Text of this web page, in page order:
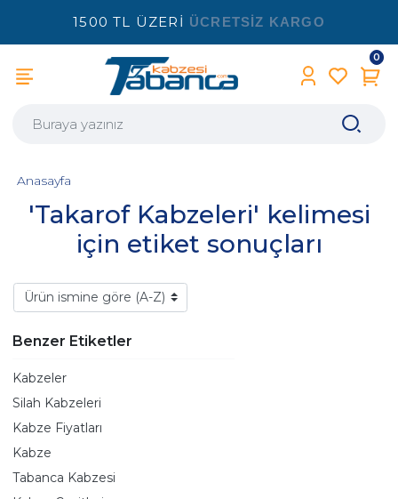
1500 TL ÜZERİ ÜCRETSİZ KARGO
0
'Takarof Kabzeleri' kelimesi
için etiket sonuçları
Anasayfa
Benzer Etiketler
Kabzeler
Silah Kabzeleri
Kabze Fiyatları
Kabze
Tabanca Kabzesi